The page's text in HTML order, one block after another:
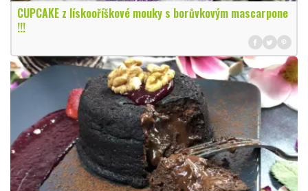
CUPCAKE z lískooříškové mouky s borůvkovým mascarpone
!!!